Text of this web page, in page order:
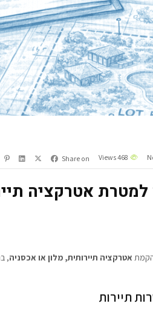
Views
Share on
אטרקציה
אטרקציה תיירותית, מלון או אכסניה,
תיירות